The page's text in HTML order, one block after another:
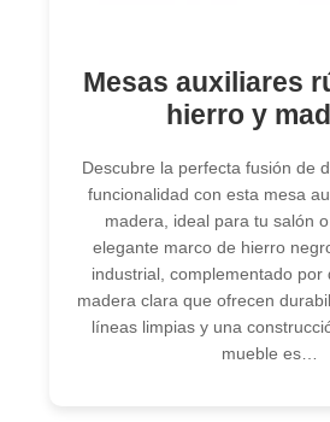
Mesas auxiliares
hierro y
Descubre la perfecta fusión de
funcionalidad con esta mesa
madera, ideal para tu salón
elegante marco de hierro
industrial, complementado por
madera clara que ofrecen
líneas limpias y una
mueble es…